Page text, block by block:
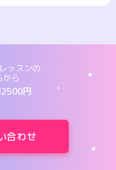
ッスンの
から
円
合わせ